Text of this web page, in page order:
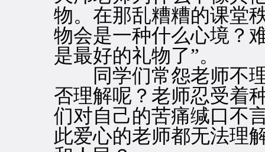
物。在那乱糟糟的课堂
物会是一种什么心境？
是最好的礼物了”。
同学们常怨老师不理
否理解呢？老师忍受着
们对自己的苦痛缄口不
此爱心的老师都无法理